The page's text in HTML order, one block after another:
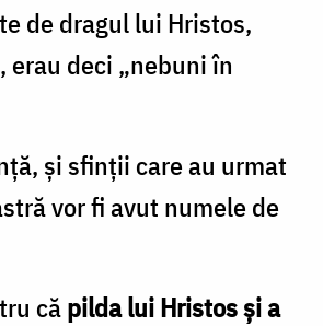
de dragul lui Hristos,
erau deci „nebuni în
și sfinții care au urmat
vor fi avut numele de
căpilda lui Hristos și a